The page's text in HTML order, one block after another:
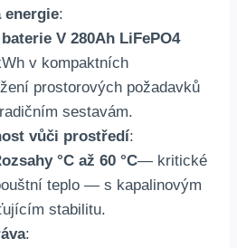
energie:
V 280Ah LiFePO4
v kompaktních
prostorových požadavků
sestavám.
vůči prostředí:
°C až 60 °C— kritické
teplo — s kapalinovým
stabilitu.
: